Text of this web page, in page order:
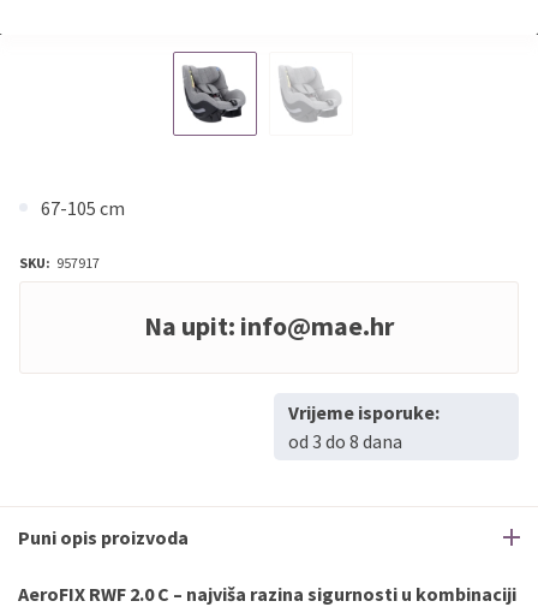
67-105 cm
SKU: 957917
Na upit: info@mae.hr
Vrijeme isporuke:
od 3 do 8 dana
Puni opis proizvoda
AeroFIX RWF 2.0 C – najviša razina sigurnosti u kombinaciji